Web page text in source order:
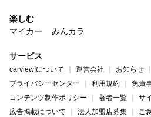
楽しむ
マイカー
みんカラ
サービス
carview!について 運営会社 お知らせ
プライバシーセンター
利用規約
免責
コンテンツ制作ポリシー
著者一覧
サ
広告掲載について
法人加盟店募集
ご